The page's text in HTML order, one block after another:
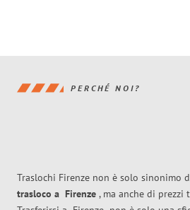
PERCHÉ NOI?
Traslochi Firenze non è solo sinonimo
trasloco a Firenze , ma anche di prezzi